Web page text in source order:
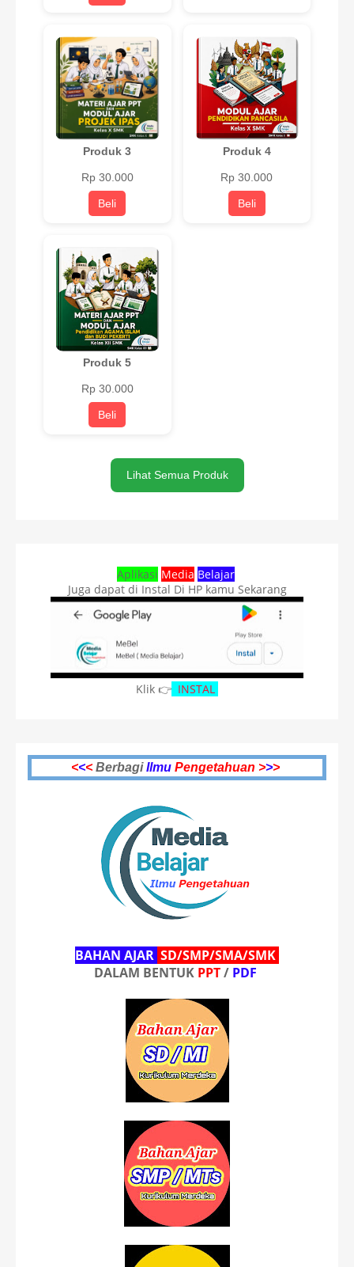
Produk 3
Rp 30.000
Beli
Produk 4
Rp 30.000
Beli
Produk 5
Rp 30.000
Beli
Lihat Semua Produk
Aplikasi Media Belajar
Juga dapat di Instal Di HP kamu Sekarang
Klik 👉 INSTAL
<<< BerbagiIlmu Pengetahuan >>>
BAHAN AJAR SD/SMP/SMA/SMK
DALAM BENTUK PPT/ PDF